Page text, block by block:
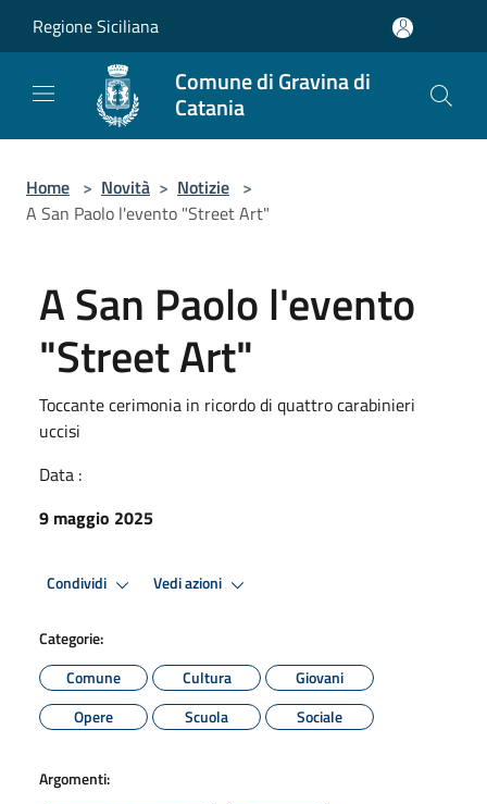
Regione Siciliana
Comune di Gravina di
Catania
Home > Novità > Notizie >
A San Paolo l'evento "Street Art"
A San Paolo l'evento
"Street Art"
Toccante cerimonia in ricordo di quattro carabinieri
uccisi
Data :
9 maggio 2025
Condividi Vedi azioni
Categorie:
Comune
Cultura
Giovani
Opere
Scuola Sociale
Argomenti: